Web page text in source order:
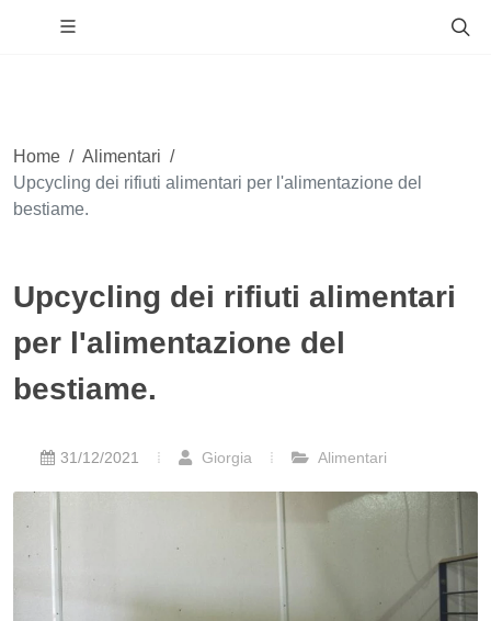
Home / Alimentari /
Upcycling dei rifiuti alimentari per l'alimentazione del
bestiame.
Upcycling dei rifiuti alimentari
per l'alimentazione del
bestiame.
31/12/2021 Giorgia Alimentari